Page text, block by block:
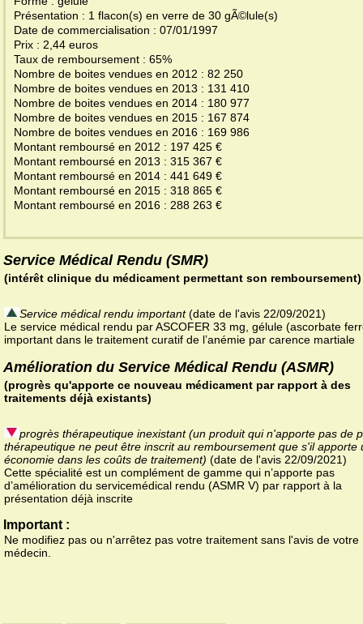
Présentation : 1 flacon(s) en verre de 30 gÃ©lule(s)
Date de commercialisation : 07/01/1997
Prix : 2,44 euros
Taux de remboursement : 65%
Nombre de boites vendues en 2012 : 82 250
Nombre de boites vendues en 2013 : 131 410
Nombre de boites vendues en 2014 : 180 977
Nombre de boites vendues en 2015 : 167 874
Nombre de boites vendues en 2016 : 169 986
Montant remboursé en 2012 : 197 425 €
Montant remboursé en 2013 : 315 367 €
Montant remboursé en 2014 : 441 649 €
Montant remboursé en 2015 : 318 865 €
Montant remboursé en 2016 : 288 263 €
Service Médical Rendu (SMR)
(intérêt clinique du médicament permettant son remboursement)
Service médical rendu important(date de l'avis 22/09/2021)
Le service médical rendu par ASCOFER 33 mg, gélule (ascorbate
important dans le traitement curatif de l’anémie par carence martiale
Amélioration du Service Médical Rendu (ASMR)
(progrès qu'apporte ce nouveau médicament par rapport à des
traitements déjà existants)
progrès thérapeutique inexistant (un produit qui n'apporte pas de
thérapeutique ne peut être inscrit au remboursement que s'il apporte
économie dans les coûts de traitement) (date de l'avis 22/09/2021)
Cette spécialité est un complément de gamme qui n’apporte pas
d’amélioration du servicemédical rendu (ASMR V) par rapport à la
présentation déjà inscrite
Important :
Ne modifiez pas ou n'arrêtez pas votre traitement sans l'avis de votre
médecin.